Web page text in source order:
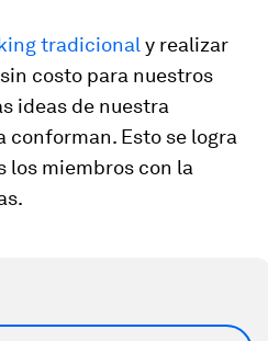
tradicional y realizar
costo para nuestros
ideas de nuestra
conforman. Esto se logra
los miembros con la